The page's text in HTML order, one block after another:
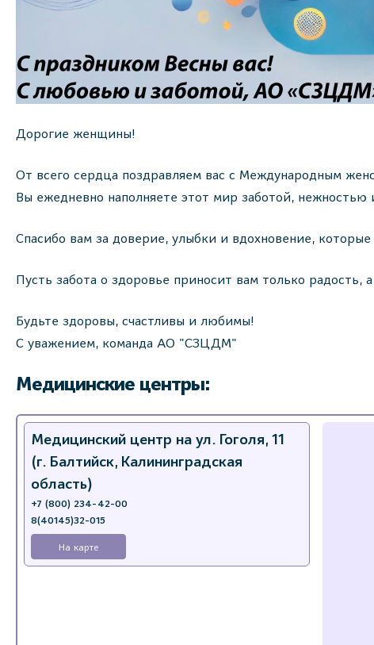
Дорогие женщины!
От всего сердца поздравляем вас с Международным
Вы ежедневно наполняете этот мир заботой,
Спасибо вам за доверие, улыбки и вдохновение,
Пусть забота о здоровье приносит вам только радость,
Будьте здоровы, счастливы и любимы!
С уважением, команда АО "СЗЦДМ"
Медицинские центры:
Медицинский центр на ул. Гоголя, 11
(г. Балтийск, Калининградская
область)
+7 (800) 234-42-00
8(40145)32-015
На карте